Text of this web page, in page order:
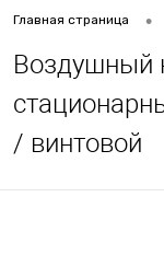
Главная страница •
Воздушный
/ винтовой